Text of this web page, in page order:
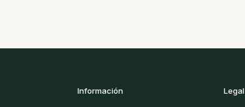
Información Legal